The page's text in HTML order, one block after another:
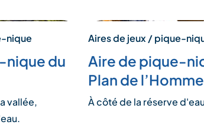
nique
nique du
vallée,
Aires de jeux / pique-
Aire de pique-
Plan de l’Homme
À côté de la réserve